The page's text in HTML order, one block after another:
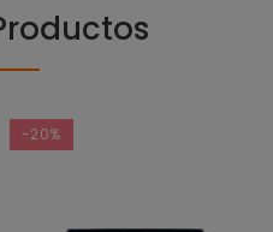
-20%